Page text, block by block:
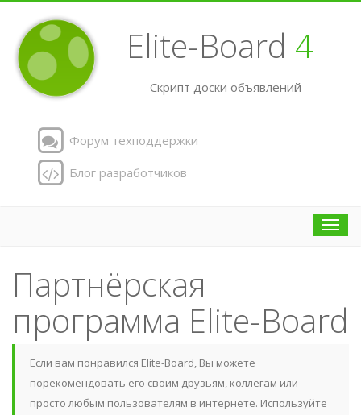
Elite-Board 4
Скрипт доски объявлений
Форум техподдержки
Блог разработчиков
Партнёрская
программа Elite-Board
Если вам понравился Elite-Board, Вы можете
порекомендовать его своим друзьям, коллегам или
просто любым пользователям в интернете. Используйте